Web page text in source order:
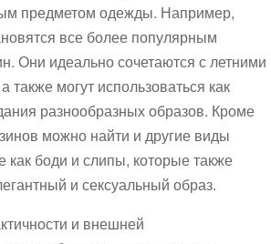
предметом одежды. Например,
все более популярным
Они идеально сочетаются с летними
также могут использоваться как
разнообразных образов. Кроме
можно найти и другие виды
как боди и слипы, которые также
и сексуальный образ.
и внешней